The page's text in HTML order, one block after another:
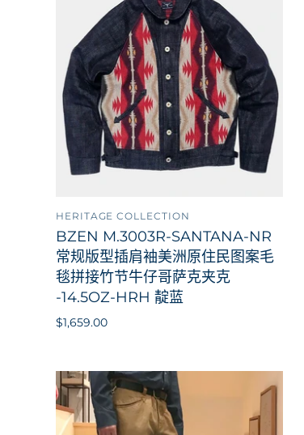
HERITAGE COLLECTION
BZEN M.3003R-SANTANA-NR
常规版型插肩袖美洲原住民图案毛
毯拼接竹节牛仔哥萨克夹克
-14.5OZ-HRH 靛蓝
$1,659.00